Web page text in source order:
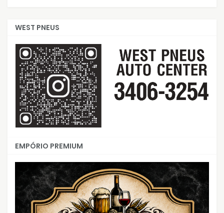
WEST PNEUS
EMPÓRIO PREMIUM